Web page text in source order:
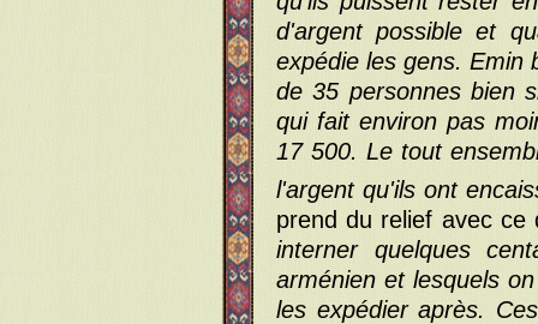
d'argent possible et
expédie les gens. Emin
de 35 personnes bien
qui fait environ pas
17 500. Le tout
l'argent qu'ils ont
prend du relief avec ce
interner quelques
arménien et lesquels
les expédier après.